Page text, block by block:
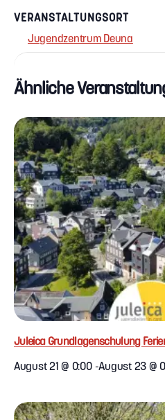
VERANSTALTUNGSORT
Jugendzentrum Deuna
Ähnliche
Juleica Grundlagenschulung
August 21 @ 0:00 -August 23 @